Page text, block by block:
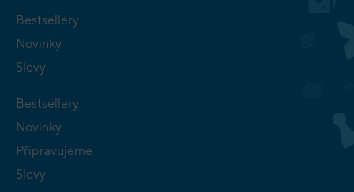
Bestsellery
Novinky
Slevy
Bestsellery
Novinky
Připravujeme
Slevy